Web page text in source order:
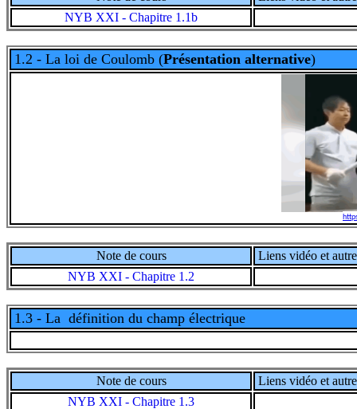
NYB XXI - Chapitre 1.1b
1.2 - La loi de Coulomb (Présentation alternative)
Note de cours
Liens vidéo et
NYB XXI - Chapitre 1.2
1.3 - La définition du champ électrique
Note de cours
Liens vidéo et
NYB XXI - Chapitre 1.3